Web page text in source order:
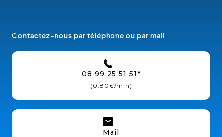
Contactez-nous par téléphone ou par mail :
08 99 25 51 51*
(0.80€/min)
Mail